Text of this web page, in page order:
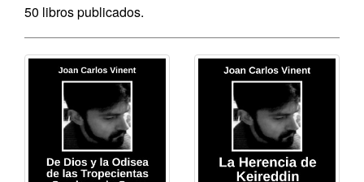
50 libros publicados.